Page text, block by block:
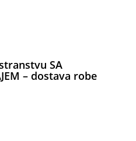
SA
– dostava robe